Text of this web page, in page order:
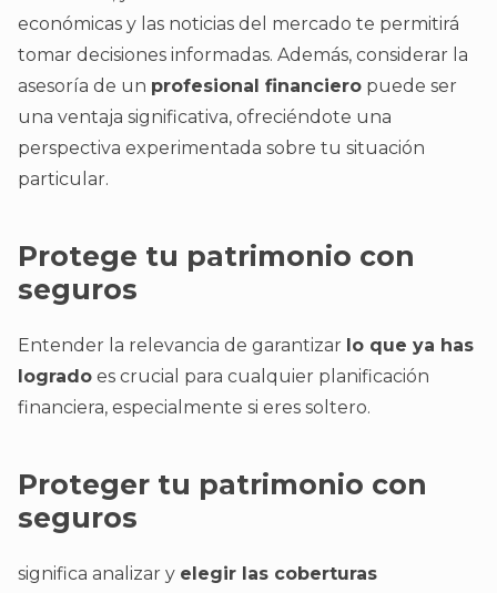
económicas y las noticias del mercado te permitirá
tomar decisiones informadas. Además, considerar la
asesoría de un profesional financiero puede ser
una ventaja significativa, ofreciéndote una
perspectiva experimentada sobre tu situación
particular.
Protege tu patrimonio con
seguros
Entender la relevancia de garantizar lo que ya has
logrado es crucial para cualquier planificación
financiera, especialmente si eres soltero.
Proteger tu patrimonio con
seguros
significa analizar y elegir las coberturas